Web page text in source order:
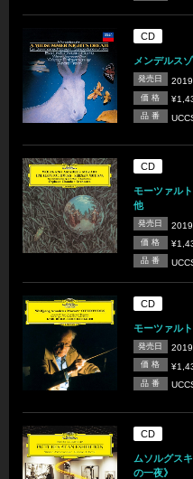
CD
メンデルス
発売日
価 格
品 番
CD
モーツァル
他
発売日
価 格
品 番
CD
モーツァル
発売日
価 格
品 番
CD
ムソルグス
の一夜》